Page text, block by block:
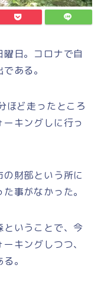
日。コロナで自
ある。
ほど走ったところ
キングしに行っ
財部という所に
事がなかった。
いうことで、今
キングしつつ、
。